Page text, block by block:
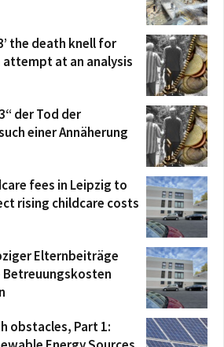
the death knell for
attempt at an analysis
der Tod der
einer Annäherung
fees in Leipzig to
rising childcare costs
Elternbeiträge
obstacles, Part 1: